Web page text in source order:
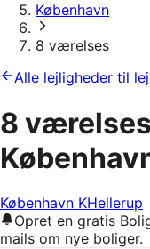
København
8 værelses
Alle lejligheder til
8
København KHellerup
Opret en gratis
mails om nye boliger.